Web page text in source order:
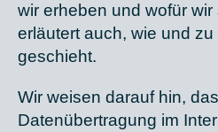
wir erheben und wofür
erläutert auch, wie und
geschieht.
Wir weisen darauf hin,
Datenübertragung im